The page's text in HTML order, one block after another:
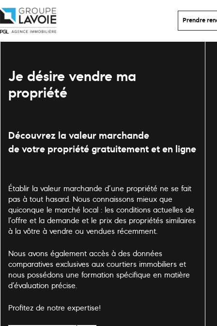
Prendre
Je désire vendre ma
propriété
Découvrez la valeur marchande
de votre propriété gratuitement et en ligne
Établir la valeur marchande d’une propriété ne se fait
pas à tout hasard. Nous connaissons mieux que
quiconque le marché local : les conditions actuelles de
l’offre et la demande et le prix des propriétés similaires
à la vôtre à vendre ou vendues récemment.
Nous avons également accès à des données
comparatives exclusives aux courtiers immobiliers et
nous possédons une formation spécifique en matière
d’évaluation précise.
Profitez de notre expertise!